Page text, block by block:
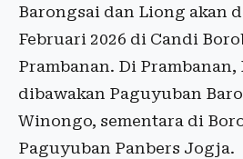
Barongsai dan Liong akan
Februari 2026 di Candi
Prambanan. Di Prambanan,
dibawakan Paguyuban
Winongo, sementara di
Paguyuban Panbers Jogja.